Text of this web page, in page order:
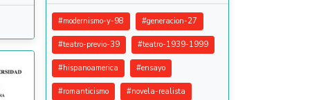
#modernismo-y-98 #generacion-27
#teatro-previo-39 #teatro-1939-1999
#hispanoamerica #ensayo
#romanticismo #novela-realista